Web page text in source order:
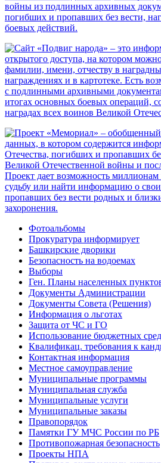
Фотоальбомы
Прокуратура информирует
Башкирские дворики
Безопасность на водоемах
Выборы
Ген. Планы населенных
Документы Администрации
Документы Совета (Решения)
Информация о льготах
Защита от ЧС и ГО
Использование бюджетных
Квалификац. требования к
Контактная информация
Местное самоуправление
Муниципальные программы
Муниципальная служба
Муниципальные услуги
Муниципальные заказы
Правопорядок
Памятки ГУ МЧС России по РБ
Противопожарная безопасность
Проекты НПА